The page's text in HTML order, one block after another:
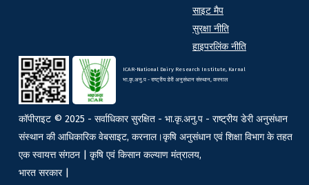
साइट मैप
सुरक्षा नीति
हाइपरलिंक नीति
ICAR-National Dairy Research Institute, Karnal
भा.कृ.अनु.प - राष्ट्रीय डेरी अनुसंधान संस्थान, करनाल
कॉपीराइट © 2025 - सर्वाधिकार सुरक्षित - भा.कृ.अनु.प - राष्ट्रीय डेरी अनुसंधान
संस्थान की आधिकारिक वेबसाइट, करनाल।कृषि अनुसंधान एवं शिक्षा विभाग के तहत
एक स्वायत्त संगठन | कृषि एवं किसान कल्याण मंत्रालय,
भारत सरकार |